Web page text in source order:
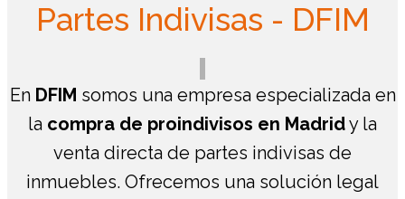
Partes Indivisas - DFIM
En DFIM somos una empresa especializada en
la compra de proindivisos en Madridy la
venta directa de partes indivisas de
inmuebles. Ofrecemos una solución legal